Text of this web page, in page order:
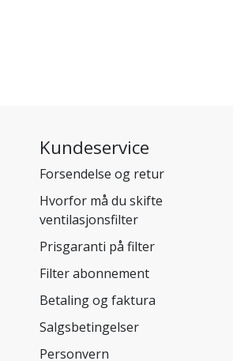
Kundeservice
Forsendelse og retur
Hvorfor må du skifte
ventilasjonsfilter
Prisgaranti på filter
Filter abonnement
Betaling og faktura
Salgsbetingelser
Personvern